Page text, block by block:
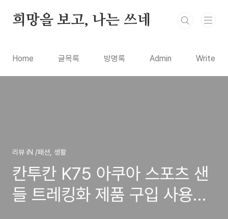
희망을 보고, 나는 쓰네
Home 글목록 방명록 Admin Write
리뷰 iN /패션, 생활
칸투칸 K75 아쿠아 스포츠 샌
들 트레킹화 제품 구입 사용기-